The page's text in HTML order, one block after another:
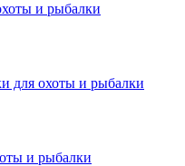
и рыбалки
для охоты и рыбалки
и рыбалки